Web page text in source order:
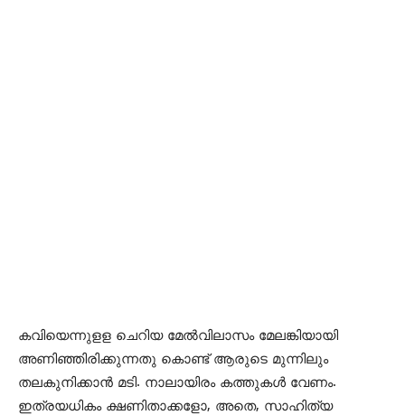
കവിയെന്നുളള ചെറിയ മേൽവിലാസം മേലങ്കിയായി
അണിഞ്ഞിരിക്കുന്നതു കൊണ്ട് ആരുടെ മുന്നിലും
തലകുനിക്കാൻ മടി. നാലായിരം കത്തുകൾ വേണം.
ഇത്രയധികം ക്ഷണിതാക്കളോ, അതെ, സാഹിത്യ